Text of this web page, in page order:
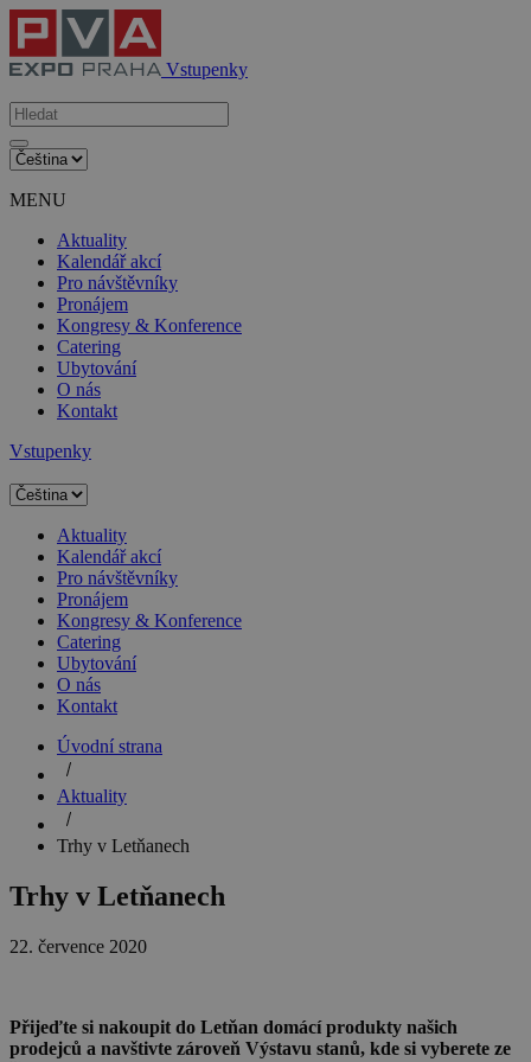
Vstupenky
MENU
Aktuality
Kalendář akcí
Pro návštěvníky
Pronájem
Kongresy & Konference
Catering
Ubytování
O nás
Kontakt
Vstupenky
Aktuality
Kalendář akcí
Pro návštěvníky
Pronájem
Kongresy & Konference
Catering
Ubytování
O nás
Kontakt
Úvodní strana
Aktuality
Trhy v Letňanech
Trhy v Letňanech
22. července 2020
Přijeďte si nakoupit do Letňan domácí produkty našich
prodejců a navštivte zároveň Výstavu stanů, kde si vyberete ze